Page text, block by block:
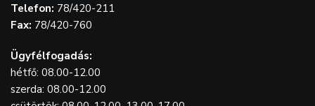
Telefon: 78/420-211
Fax: 78/420-760
Ügyfélfogadás:
hétfő: 08.00-12.00
szerda: 08.00-12.00